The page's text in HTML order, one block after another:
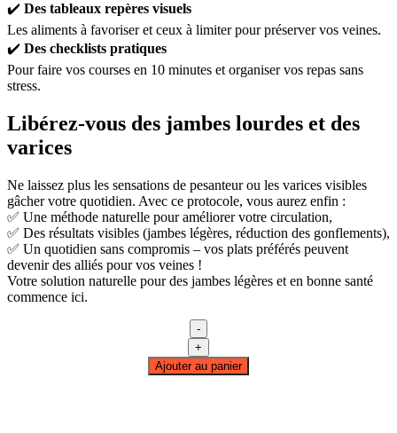
✔️ Des tableaux repères visuels
Les aliments à favoriser et ceux à limiter pour préserver vos veines.
✔️ Des checklists pratiques
Pour faire vos courses en 10 minutes et organiser vos repas sans
stress.
Libérez-vous des jambes lourdes et des
varices
Ne laissez plus les sensations de pesanteur ou les varices visibles
gâcher votre quotidien. Avec ce protocole, vous aurez enfin :
✅ Une méthode naturelle pour améliorer votre circulation,
✅ Des résultats visibles (jambes légères, réduction des gonflements),
✅ Un quotidien sans compromis – vos plats préférés peuvent
devenir des alliés pour vos veines !
Votre solution naturelle pour des jambes légères et en bonne santé
commence ici.
-
quantité
de
Protocole
+
Ajouter au panier